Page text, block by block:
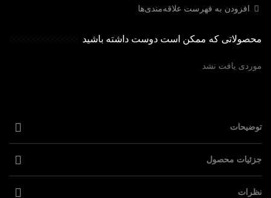
افزودن به فهرست علاقه‌مندی‌ها
محصولاتی که ممکن است دوست داشته باشید
موردی یافت نشد
توضیحات
جزئیات محصول
نظرات